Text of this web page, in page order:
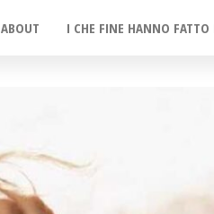
ABOUT I CHE FINE HANNO